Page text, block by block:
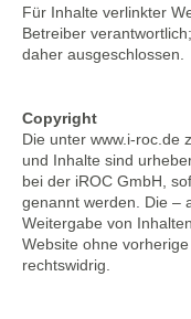
Für Inhalte verlinkter
Betreiber
daher ausgeschlossen.
Copyright
Die unter www.i-roc.de
und Inhalte sind
bei der iROC GmbH,
genannt werden. Die –
Weitergabe von
Website ohne
rechtswidrig.